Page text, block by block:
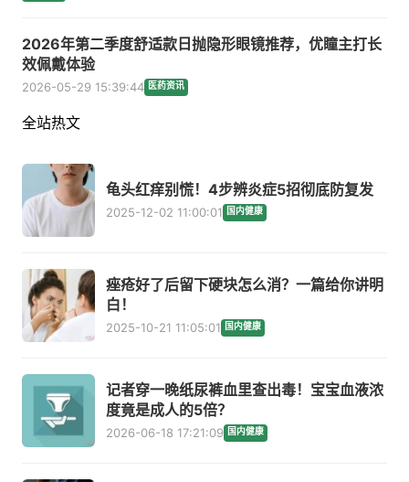
2026年第二季度舒适款日抛隐形眼镜推荐，优瞳主打长
效佩戴体验
2026-05-29 15:39:44 医药资讯
全站热文
龟头红痒别慌！4步辨炎症5招彻底防复发
2025-12-02 11:00:01 国内健康
痤疮好了后留下硬块怎么消？一篇给你讲明
白！
2025-10-21 11:05:01 国内健康
记者穿一晚纸尿裤血里查出毒！宝宝血液浓
度竟是成人的5倍？
2026-06-18 17:21:09 国内健康